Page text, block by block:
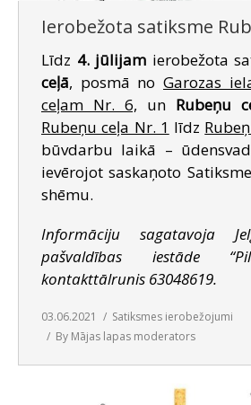
Ierobežota satiksme
Līdz 4. jūlijam ierobežota
ceļā, posmā no Garozas
ceļam Nr. 6, un Rubeņu
Rubeņu ceļa Nr. 1 līdz
būvdarbu laikā –
ievērojot saskaņoto
shēmu.
Informāciju sagatavoja
pašvaldības iestāde
kontakttālrunis 63048619.
03.06.2021
Satiksmes ierobežojumi
By Mājas lapas moderators